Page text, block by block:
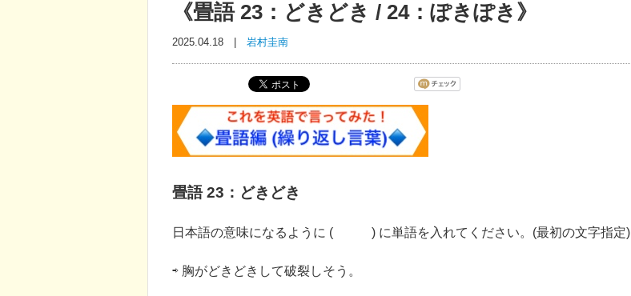
《畳語 23：どきどき / 24：ぽきぽき》
2025.04.18 | 岩村圭南
畳語 23：どきどき
日本語の意味になるように ( ) に単語を入れてください。(最初の文字指定)
⇨ 胸がどきどきして破裂しそう。